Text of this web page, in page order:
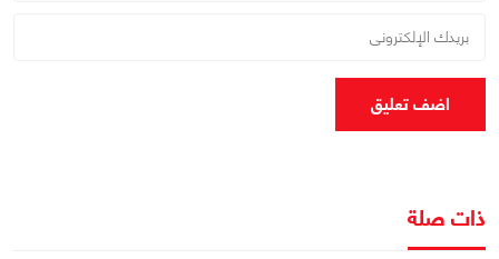
اضف تعليق
ذات صلة